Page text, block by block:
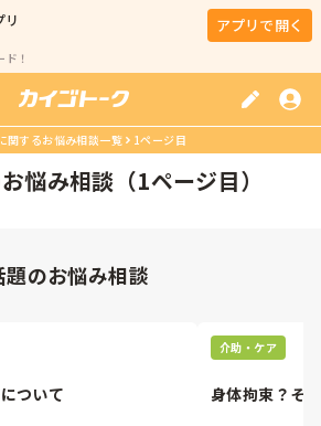
リ
！
アプリで開く
関するお悩み相談一覧 1ページ目
悩み相談（1ページ目）
題のお悩み相談
ついて
介助・ケア
身体拘束？そ